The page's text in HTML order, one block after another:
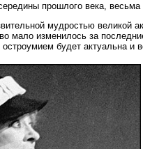
прошлого века, весьма
мудростью великой
мало изменилось за
будет актуальна и